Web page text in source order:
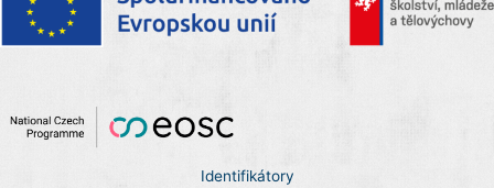
Identifikátory